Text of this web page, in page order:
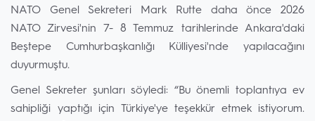
NATO Genel Sekreteri Mark Rutte daha önce 2026
NATO Zirvesi'nin 7- 8 Temmuz tarihlerinde Ankara'daki
Beştepe Cumhurbaşkanlığı Külliyesi'nde yapılacağını
duyurmuştu.
Genel Sekreter şunları söyledi: “Bu önemli toplantıya ev
sahipliği yaptığı için Türkiye'ye teşekkür etmek istiyorum.